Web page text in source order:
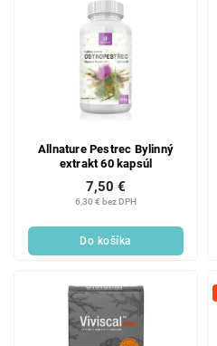
Allnature Pestrec Bylinný
extrakt 60 kapsúl
6,30 € bez DPH
7,50 €
Do košíka